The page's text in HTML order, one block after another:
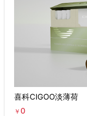
喜科CIGOO淡薄荷
￥ 0